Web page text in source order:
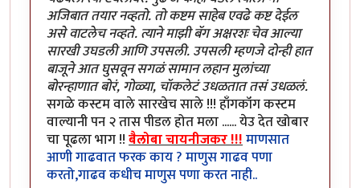
अजिबात तयार नव्हतो. तो कष्टम साहेब एवढे कष्ट देईल
असे वाटलेच नव्हते. त्याने माझी बॅग अक्षरशः चेव आल्या
सारखी उघडली आणि उपसली. उपसली म्हणजे दोन्ही हात
बाजूने आत घुसवून सगळं सामान लहान मुलांच्या
बोरन्हाणात बोरं, गोळ्या, चॉकलेटं उधळतात तसं उधळलं.
सगळे कस्टम वाले सारखेच साले !!! हाँगकॉंग कस्टम
वाल्यानी पन २ तास पीडल होत मला ...... येउ देत खोबार
चा पूढला भाग !!बैलोबा चायनीजकर !!!माणसात
आणी गाढवात फरक काय ? माणुस गाढव पणा
करतो,गाढव कधीच माणुस पणा करत नाही..